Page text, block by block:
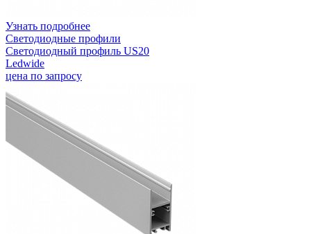
Узнать подробнее
Светодиодные профили
Светодиодный профиль US20
Ledwide
цена по запросу